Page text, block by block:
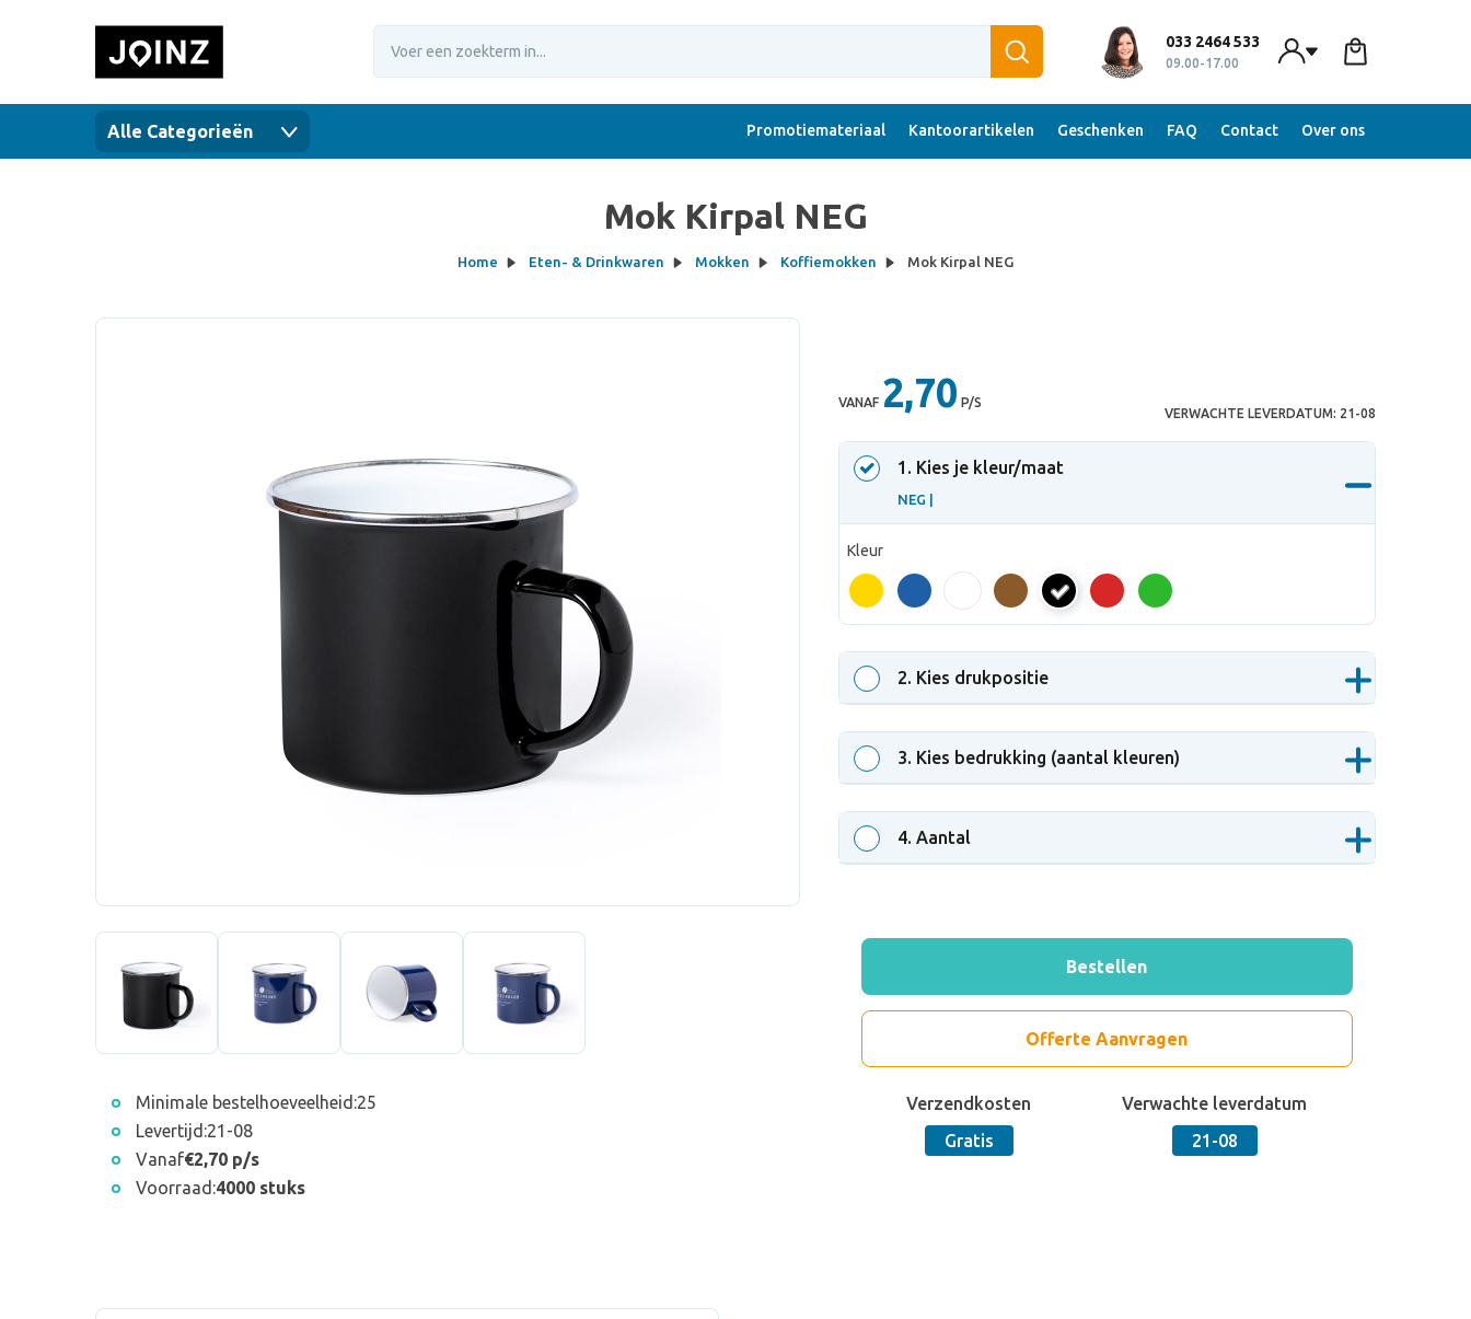
033 2464 533
09.00-17.00
Alle Categorieën Promotiemateriaal Kantoorartikelen Geschenken FAQ Contact Over ons
Mok Kirpal NEG
Home Eten- & Drinkwaren Mokken Koffiemokken Mok Kirpal NEG
Minimale bestelhoeveelheid:25
Levertijd:21-08
Vanaf€2,70 p/s
Voorraad:4000 stuks
VANAF 2,70 P/S
VERWACHTE LEVERDATUM: 21-08
1 . Kies je kleur/maat
NEG |
Kleur
NEG
2. Kies drukpositie
3. Kies bedrukking (aantal kleuren)
4. Aantal
Bestellen
Offerte Aanvragen
Verzendkosten
Gratis
Verwachte leverdatum
21-08